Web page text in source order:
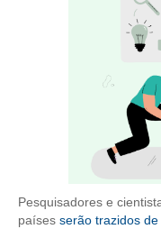
ACORDOS,
CONTRIBUIÇÕES
CONTRIBUIÇÃO
Pesquisadores e
países serão trazidos